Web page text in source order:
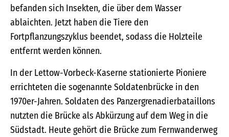
befanden sich Insekten, die über dem Wasser
ablaichten. Jetzt haben die Tiere den
Fortpflanzungszyklus beendet, sodass die Holzteile
entfernt werden können.
In der Lettow-Vorbeck-Kaserne stationierte Pioniere
errichteten die sogenannte Soldatenbrücke in den
1970er-Jahren. Soldaten des Panzergrenadierbataillons
nutzten die Brücke als Abkürzung auf dem Weg in die
Südstadt. Heute gehört die Brücke zum Fernwanderweg